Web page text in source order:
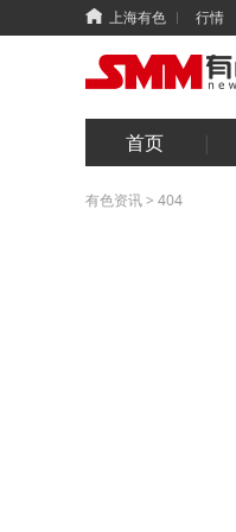
上海有色 行情
首页
有色资讯> 404